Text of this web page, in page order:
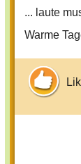
... laute
Warme